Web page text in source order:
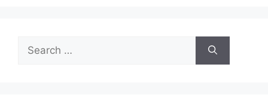
Search
for: